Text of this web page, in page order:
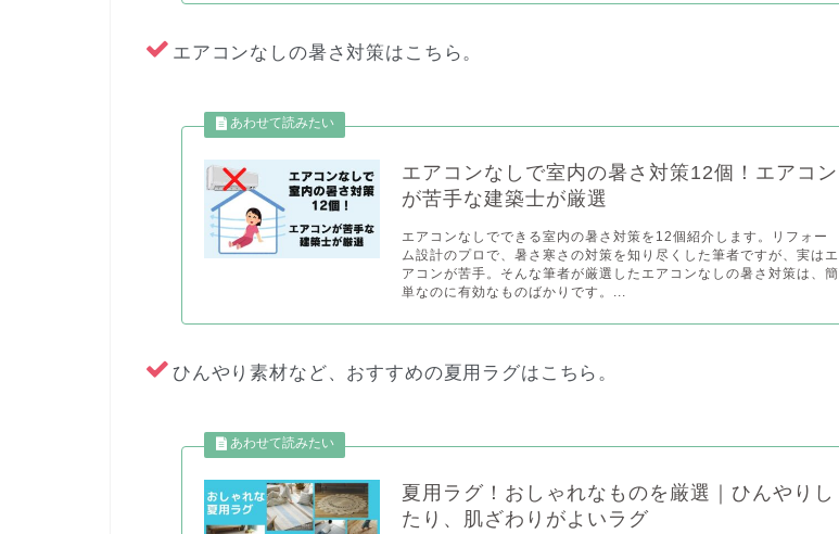
エアコンなしの暑さ対策はこちら。
エアコンなしで室内の暑さ対策12個！エアコン
が苦手な建築士が厳選
エアコンなしでできる室内の暑さ対策を12個紹介します。リフォー
ム設計のプロで、暑さ寒さの対策を知り尽くした筆者ですが、実はエ
アコンが苦手。そんな筆者が厳選したエアコンなしの暑さ対策は、簡
単なのに有効なものばかりです。...
ひんやり素材など、おすすめの夏用ラグはこちら。
夏用ラグ！おしゃれなものを厳選｜ひんやりし
たり、肌ざわりがよいラグ